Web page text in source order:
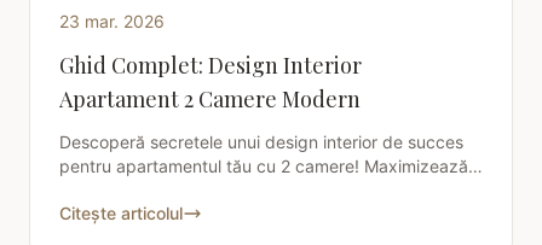
23 mar. 2026
Ghid Complet: Design Interior
Apartament 2 Camere Modern
Descoperă secretele unui design interior de succes
pentru apartamentul tău cu 2 camere! Maximizează
Citește articolul